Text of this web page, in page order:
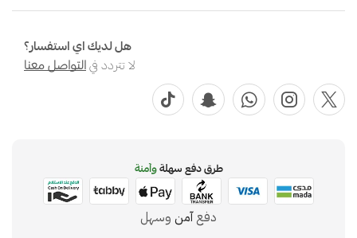
هل لديك اي استفسار؟
لا تتردد فيالتواصل معنا
طرق دفع سهلةوآمنة
دفعآمن وسهل